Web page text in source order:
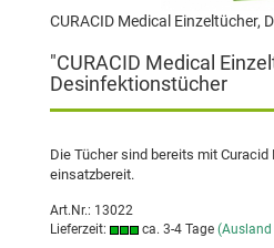
CURACID Medical Einzeltücher,
"CURACID Medical
Desinfektionstücher
Die Tücher sind bereits mit
einsatzbereit.
Art.Nr.: 13022
Lieferzeit:
ca. 3-4 Tage